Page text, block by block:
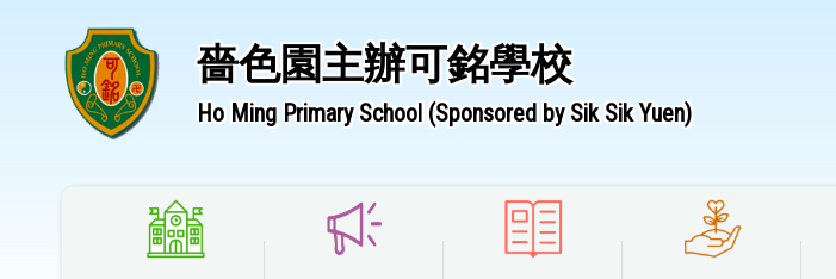
嗇色園主辦可銘學校
Ho Ming Primary School (Sponsored by Sik Sik Yuen)